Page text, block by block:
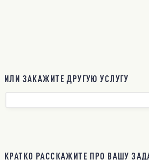
ИЛИ ЗАКАЖИТЕ ДРУГУЮ УСЛУГУ
КРАТКО РАССКАЖИТЕ ПРО ВАШУ